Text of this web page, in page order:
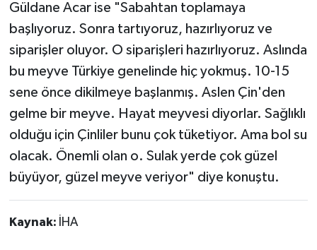
Güldane Acar ise "Sabahtan toplamaya
başlıyoruz. Sonra tartıyoruz, hazırlıyoruz ve
siparişler oluyor. O siparişleri hazırlıyoruz. Aslında
bu meyve Türkiye genelinde hiç yokmuş. 10-15
sene önce dikilmeye başlanmış. Aslen Çin'den
gelme bir meyve. Hayat meyvesi diyorlar. Sağlıklı
olduğu için Çinliler bunu çok tüketiyor. Ama bol su
olacak. Önemli olan o. Sulak yerde çok güzel
büyüyor, güzel meyve veriyor" diye konuştu.
Kaynak: İHA